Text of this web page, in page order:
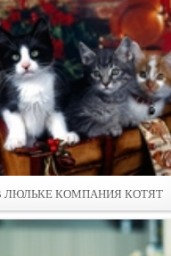
ЛЮЛЬКЕ КОМПАНИЯ КОТЯТ